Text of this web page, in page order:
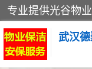
武汉